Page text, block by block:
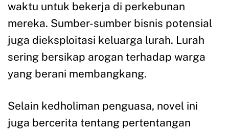
waktu untuk bekerja di perkebunan
mereka. Sumber-sumber bisnis potensial
juga dieksploitasi keluarga lurah. Lurah
sering bersikap arogan terhadap warga
yang berani membangkang.
Selain kedholiman penguasa, novel ini
juga bercerita tentang pertentangan